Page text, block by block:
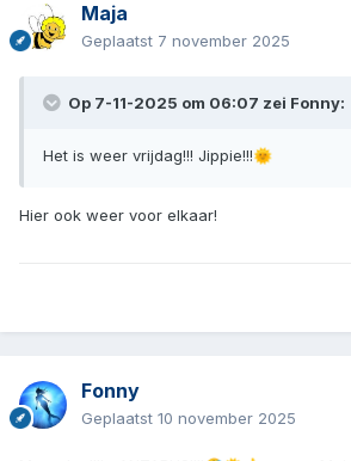
Maja
Geplaatst 7 november 2025
Op 7-11-2025 om 06:07 zei Fonny:
Het is weer vrijdag!!! Jippie!!!🌞
Hier ook weer voor elkaar!
Fonny
Geplaatst 10 november 2025